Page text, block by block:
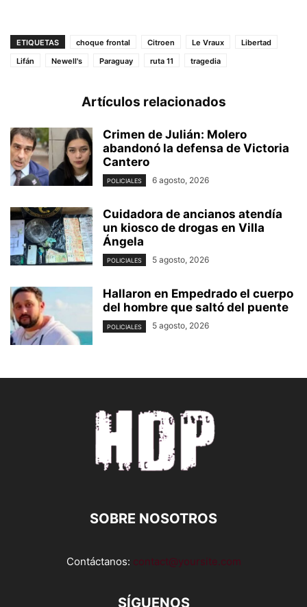
ETIQUETAS choque frontal Citroen Le Vraux
Libertad
Lifán
Newell's Paraguay ruta 11 tragedia
Artículos relacionados
Crimen de Julián: Molero
abandonó la defensa de Victoria
Cantero
POLICIALES 6 agosto, 2026
Cuidadora de ancianos atendía
un kiosco de drogas en Villa
Ángela
POLICIALES 5 agosto, 2026
Hallaron en Empedrado el cuerpo
del hombre que saltó del puente
POLICIALES 5 agosto, 2026
SOBRE NOSOTROS
Contáctanos: contact@yoursite.com
SÍGUENOS